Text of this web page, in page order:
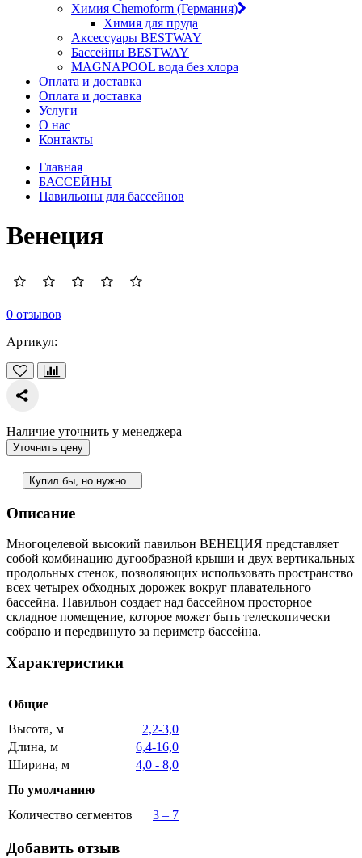
Химия Chemoform (Германия)
Химия для пруда
Аксессуары BESTWAY
Бассейны BESTWAY
MAGNAPOOL вода без хлора
Оплата и доставка
Оплата и доставка
Услуги
О нас
Контакты
Главная
БАССЕЙНЫ
Павильоны для бассейнов
Венеция
0 отзывов
Артикул:
Наличие уточнить у менеджера
Уточнить цену
Купил бы, но нужно...
Описание
Многоцелевой высокий павильон ВЕНЕЦИЯ представляет
собой комбинацию дугообразной крыши и двух вертикальных
продольных стенок, позволяющих использовать пространство
всех четырех обходных дорожек вокруг плавательного
бассейна. Павильон создает над бассейном просторное
складное помещение, которое может быть телескопически
собрано и передвинуто за периметр бассейна.
Характеристики
Общие
Высота, м
2,2-3,0
Длина, м
6,4-16,0
Ширина, м
4,0 - 8,0
По умолчанию
Количество сегментов
3 – 7
Добавить отзыв